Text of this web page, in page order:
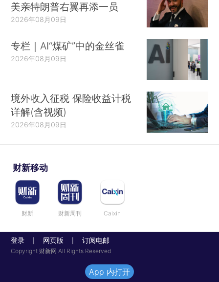
美亲特朗普右翼再添一员
2026年08月09日
专栏｜AI“煤矿”中的金丝雀
2026年08月09日
境外收入征税 保险收益计税
详解(含视频)
2026年08月09日
财新移动
财新 财新周刊 Caixin
登录 网页版 订阅电邮
Copyright 财新网 All Rights Reserved
App 内打开